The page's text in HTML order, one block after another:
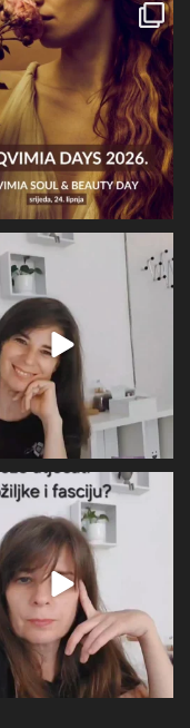
24.6 i četvrtak 25.6
Alqvimia store
16
Antistresni inhalator -
super dodatak
31
I detaljnije o utjecaju
na sve
21 0